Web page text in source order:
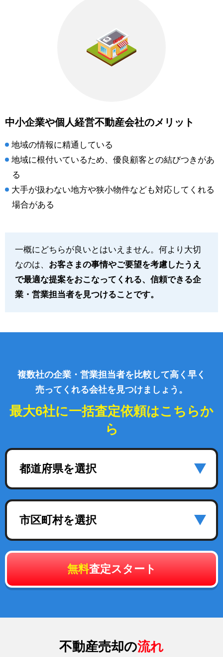
中小企業や個人経営不動産会社のメリット
地域の情報に精通している
地域に根付いているため、優良顧客との結びつきがあ
る
大手が扱わない地方や狭小物件なども対応してくれる
場合がある
一概にどちらが良いとはいえません。何より大切
なのは、 お客さまの事情やご要望を考慮したうえ
で最適な提案をおこなってくれる、信頼できる企
業・営業担当者を見つけることです。
複数社の企業・営業担当者を比較して高く早く
売ってくれる会社を見つけましょう。
最大6社に一括査定依頼はこちらか
ら
都道府県を選択
市区町村を選択
無料査定スタート
不動産売却の流れ